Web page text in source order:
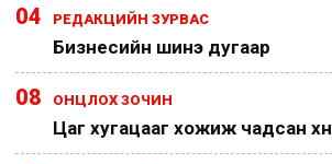
04 РЕДАКЦИЙН ЗУРВАС
Бизнесийн шинэ дугаар
08 ОНЦЛОХ ЗОЧИН
Цаг хугацааг хожиж чадсан хүн